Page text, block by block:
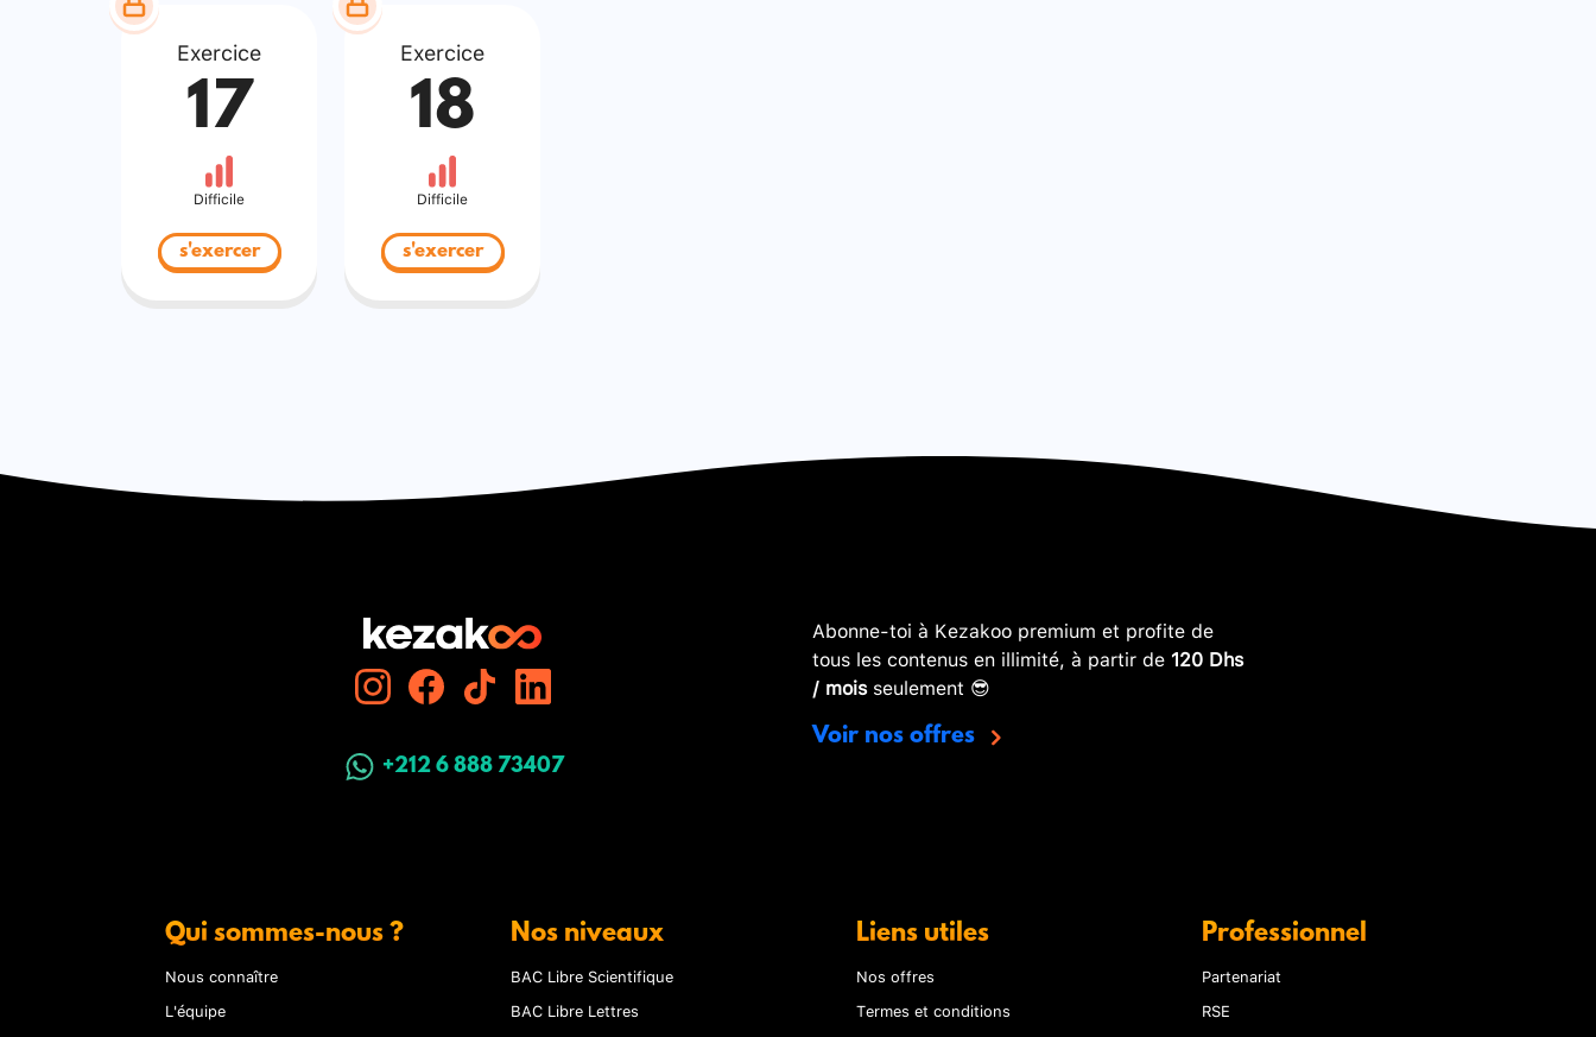
Exercice
17
Difficile
s'exercer
Exercice
18
Difficile
s'exercer
+212 6 888 73407
Abonne-toi à Kezakoo premium et profite de
tous les contenus en illimité, à partir de 120 Dhs
/ moisseulement 😎
Voir nos offres
Qui sommes-nous ?
Nous connaître
L'équipe
Nos niveaux
BAC Libre Scientifique
BAC Libre Lettres
Liens utiles
Nos offres
Termes et conditions
Professionnel
Partenariat
RSE